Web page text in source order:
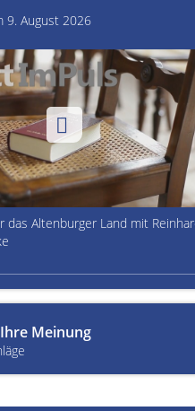
9. August 2026
das Altenburger Land mit
Meinung